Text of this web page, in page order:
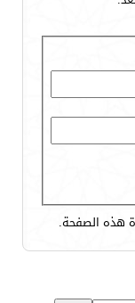
هذه الصفحة.